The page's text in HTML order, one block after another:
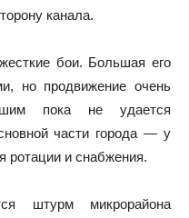
канала.
бои. Большая его
но продвижение очень
пока не удается
части города — у
ротации и снабжения.
штурм микрорайона